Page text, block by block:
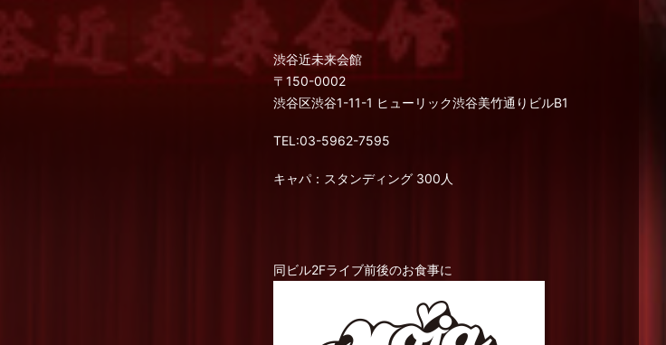
渋谷近未来会館
〒150-0002
渋谷区渋谷1-11-1 ヒューリック渋谷美竹通りビルB1
TEL:03-5962-7595
キャパ：スタンディング 300人
同ビル2Fライブ前後のお食事に